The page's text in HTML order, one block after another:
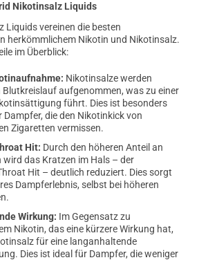
Nikotinsalz Liquids
Liquids vereinen die besten
herkömmlichem Nikotin und Nikotinsalz.
im Überblick:
Nikotinsalze werden
Blutkreislauf aufgenommen, was zu einer
führt. Dies ist besonders
die den Nikotinkick von
Zigaretten vermissen.
Hit: Durch den höheren Anteil an
wird das Kratzen im Hals – der
Hit – deutlich reduziert. Dies sorgt
Dampferlebnis, selbst bei höheren
Wirkung: Im Gegensatz zu
Nikotin, das eine kürzere Wirkung hat,
für eine langanhaltende
Dies ist ideal für Dampfer, die weniger